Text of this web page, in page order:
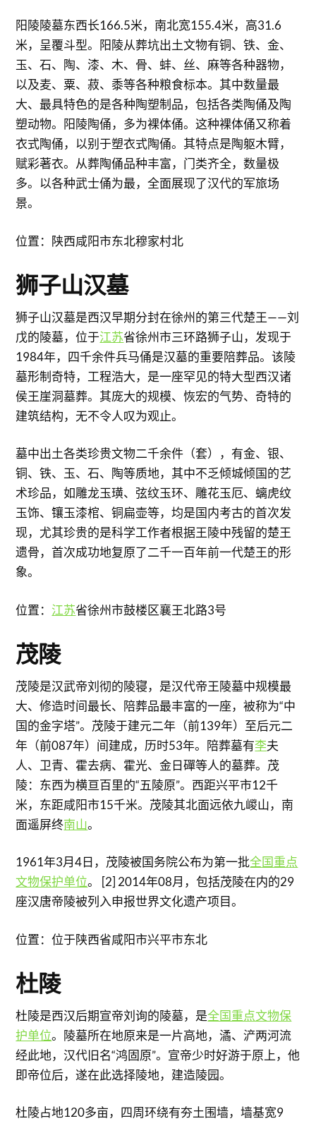
阳陵陵墓东西长166.5米，南北宽155.4米，高31.6
米，呈覆斗型。阳陵从葬坑出土文物有铜、铁、金、
玉、石、陶、漆、木、骨、蚌、丝、麻等各种器物，
以及麦、粟、菽、黍等各种粮食标本。其中数量最
大、最具特色的是各种陶塑制品，包括各类陶俑及陶
塑动物。阳陵陶俑，多为裸体俑。这种裸体俑又称着
衣式陶俑，以别于塑衣式陶俑。其特点是陶躯木臂，
赋彩著衣。从葬陶俑品种丰富，门类齐全，数量极
多。以各种武士俑为最，全面展现了汉代的军旅场
景。
位置：陕西咸阳市东北穆家村北
狮子山汉墓
狮子山汉墓是西汉早期分封在徐州的第三代楚王——刘
戊的陵墓，位于江苏省徐州市三环路狮子山，发现于
1984年，四千余件兵马俑是汉墓的重要陪葬品。该陵
墓形制奇特，工程浩大，是一座罕见的特大型西汉诸
侯王崖洞墓葬。其庞大的规模、恢宏的气势、奇特的
建筑结构，无不令人叹为观止。
墓中出土各类珍贵文物二千余件（套），有金、银、
铜、铁、玉、石、陶等质地，其中不乏倾城倾国的艺
术珍品，如雕龙玉璜、弦纹玉环、雕花玉厄、螭虎纹
玉饰、镶玉漆棺、铜扁壶等，均是国内考古的首次发
现，尤其珍贵的是科学工作者根据王陵中残留的楚王
遗骨，首次成功地复原了二千一百年前一代楚王的形
象。
位置： 江苏省徐州市鼓楼区襄王北路3号
茂陵
茂陵是汉武帝刘彻的陵寝，是汉代帝王陵墓中规模最
大、修造时间最长、陪葬品最丰富的一座，被称为“中
国的金字塔”。茂陵于建元二年（前139年）至后元二
年（前087年）间建成，历时53年。陪葬墓有李夫
人、卫青、霍去病、霍光、金日磾等人的墓葬。茂
陵：东西为横亘百里的“五陵原”。西距兴平市12千
米，东距咸阳市15千米。茂陵其北面远依九嵕山，南
面遥屏终南山。
1961年3月4日，茂陵被国务院公布为第一批全国重点
文物保护单位。 [2] 2014年08月，包括茂陵在内的29
座汉唐帝陵被列入申报世界文化遗产项目。
位置：位于陕西省咸阳市兴平市东北
杜陵
杜陵是西汉后期宣帝刘询的陵墓，是全国重点文物保
护单位。陵墓所在地原来是一片高地，潏、浐两河流
经此地，汉代旧名“鸿固原”。宣帝少时好游于原上，他
即帝位后，遂在此选择陵地，建造陵园。
杜陵占地120多亩，四周环绕有夯土围墙，墙基宽9